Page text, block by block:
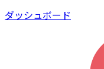
ダッシュボード